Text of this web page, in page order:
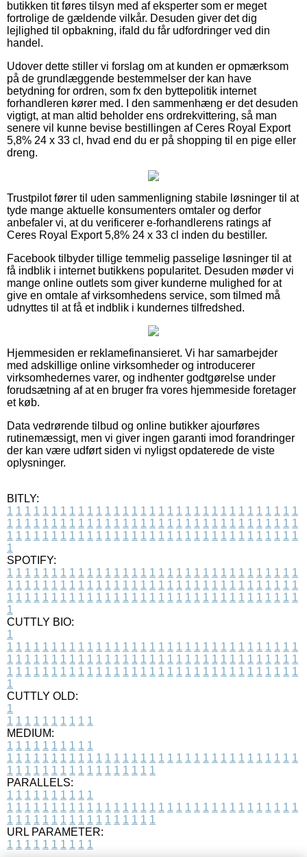
butikken tit føres tilsyn med af eksperter som er meget
fortrolige de gældende vilkår. Desuden giver det dig
lejlighed til opbakning, ifald du får udfordringer ved din
handel.
Udover dette stiller vi forslag om at kunden er opmærksom
på de grundlæggende bestemmelser der kan have
betydning for ordren, som fx den byttepolitik internet
forhandleren kører med. I den sammenhæng er det desuden
vigtigt, at man altid beholder ens ordrekvittering, så man
senere vil kunne bevise bestillingen af Ceres Royal Export
5,8% 24 x 33 cl, hvad end du er på shopping til en pige eller
dreng.
Trustpilot fører til uden sammenligning stabile løsninger til at
tyde mange aktuelle konsumenters omtaler og derfor
anbefaler vi, at du verificerer e-forhandlerens ratings af
Ceres Royal Export 5,8% 24 x 33 cl inden du bestiller.
Facebook tilbyder tillige temmelig passelige løsninger til at
få indblik i internet butikkens popularitet. Desuden møder vi
mange online outlets som giver kunderne mulighed for at
give en omtale af virksomhedens service, som tilmed må
udnyttes til at få et indblik i kundernes tilfredshed.
Hjemmesiden er reklamefinansieret. Vi har samarbejder
med adskillige online virksomheder og introducerer
virksomhedernes varer, og indhenter godtgørelse under
forudsætning af at en bruger fra vores hjemmeside foretager
et køb.
Data vedrørende tilbud og online butikker ajourføres
rutinemæssigt, men vi giver ingen garanti imod forandringer
der kan være udført siden vi nyligst opdaterede de viste
oplysninger.
BITLY:
1 1 1 1 1 1 1 1 1 1 1 1 1 1 1 1 1 1 1 1 1 1 1 1 1 1 1 1 1 1 1 1 1
1 1 1 1 1 1 1 1 1 1 1 1 1 1 1 1 1 1 1 1 1 1 1 1 1 1 1 1 1 1 1 1 1
1 1 1 1 1 1 1 1 1 1 1 1 1 1 1 1 1 1 1 1 1 1 1 1 1 1 1 1 1 1 1 1 1
1
SPOTIFY:
1 1 1 1 1 1 1 1 1 1 1 1 1 1 1 1 1 1 1 1 1 1 1 1 1 1 1 1 1 1 1 1 1
1 1 1 1 1 1 1 1 1 1 1 1 1 1 1 1 1 1 1 1 1 1 1 1 1 1 1 1 1 1 1 1 1
1 1 1 1 1 1 1 1 1 1 1 1 1 1 1 1 1 1 1 1 1 1 1 1 1 1 1 1 1 1 1 1 1
1
CUTTLY BIO:
1
1 1 1 1 1 1 1 1 1 1 1 1 1 1 1 1 1 1 1 1 1 1 1 1 1 1 1 1 1 1 1 1 1
1 1 1 1 1 1 1 1 1 1 1 1 1 1 1 1 1 1 1 1 1 1 1 1 1 1 1 1 1 1 1 1 1
1 1 1 1 1 1 1 1 1 1 1 1 1 1 1 1 1 1 1 1 1 1 1 1 1 1 1 1 1 1 1 1 1
1
CUTTLY OLD:
1
1 1 1 1 1 1 1 1 1 1
MEDIUM:
1 1 1 1 1 1 1 1 1 1
1 1 1 1 1 1 1 1 1 1 1 1 1 1 1 1 1 1 1 1 1 1 1 1 1 1 1 1 1 1 1 1 1
1 1 1 1 1 1 1 1 1 1 1 1 1 1 1 1 1
PARALLELS:
1 1 1 1 1 1 1 1 1 1
1 1 1 1 1 1 1 1 1 1 1 1 1 1 1 1 1 1 1 1 1 1 1 1 1 1 1 1 1 1 1 1 1
1 1 1 1 1 1 1 1 1 1 1 1 1 1 1 1 1
URL PARAMETER:
1 1 1 1 1 1 1 1 1 1